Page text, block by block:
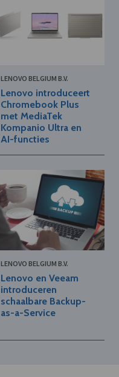
LENOVO BELGIUM B.V.
Lenovo introduceert
Chromebook Plus
met MediaTek
Kompanio Ultra en
AI-functies
LENOVO BELGIUM B.V.
Lenovo en Veeam
introduceren
schaalbare Backup-
as-a-Service